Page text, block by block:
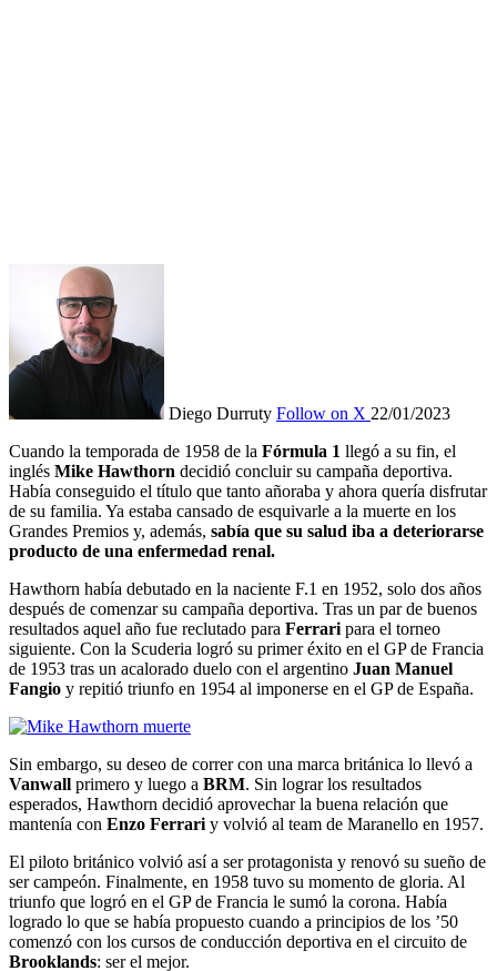
Diego Durruty Follow on X 22/01/2023
Cuando la temporada de 1958 de la Fórmula 1 llegó a su fin, el
inglés Mike Hawthorn decidió concluir su campaña deportiva.
Había conseguido el título que tanto añoraba y ahora quería disfrutar
de su familia. Ya estaba cansado de esquivarle a la muerte en los
Grandes Premios y, además, sabía que su salud iba a deteriorarse
producto de una enfermedad renal.
Hawthorn había debutado en la naciente F.1 en 1952, solo dos años
después de comenzar su campaña deportiva. Tras un par de buenos
resultados aquel año fue reclutado para Ferrari para el torneo
siguiente. Con la Scuderia logró su primer éxito en el GP de Francia
de 1953 tras un acalorado duelo con el argentino Juan Manuel
Fangio y repitió triunfo en 1954 al imponerse en el GP de España.
Sin embargo, su deseo de correr con una marca británica lo llevó a
Vanwall primero y luego a BRM. Sin lograr los resultados
esperados, Hawthorn decidió aprovechar la buena relación que
mantenía con Enzo Ferrari y volvió al team de Maranello en 1957.
El piloto británico volvió así a ser protagonista y renovó su sueño de
ser campeón. Finalmente, en 1958 tuvo su momento de gloria. Al
triunfo que logró en el GP de Francia le sumó la corona. Había
logrado lo que se había propuesto cuando a principios de los ’50
comenzó con los cursos de conducción deportiva en el circuito de
Brooklands: ser el mejor.